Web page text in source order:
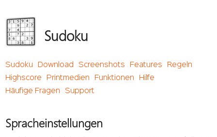
Sudoku
Sudoku Download Screenshots Features
Regeln
Highscore
Printmedien Funktionen
Hilfe
Häufige Fragen
Support
Spracheinstellungen